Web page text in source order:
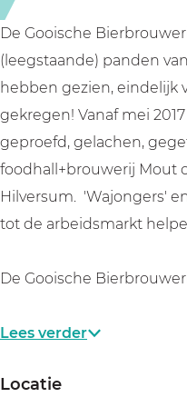
r
o
u
w
e
r
i
j
r
b
r
o
u
w
e
r
j
De Gooische
(leegstaande) panden
hebben gezien, eindelijk
gekregen! Vanaf mei
geproefd, gelachen,
foodhall+brouwerij Mout
Hilversum. 'Wajongers'
tot de arbeidsmarkt
De Gooische
Lees verder
Locatie